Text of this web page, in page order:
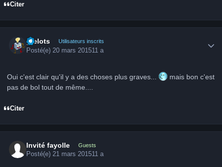
Citer
grelots Utilisateurs inscrits
Posté(e) 20 mars 201511 a
Oui c'est clair qu'il y a des choses plus graves...
mais bon c'est
pas de bol tout de même....
Citer
Invité fayolle Guests
Posté(e)21 mars 201511 a